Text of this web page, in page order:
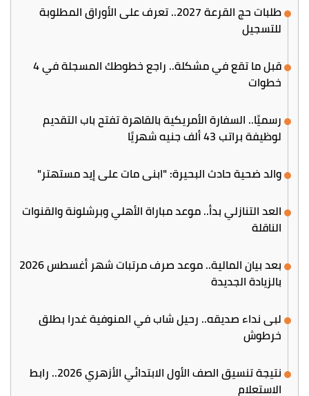
طلبات حج القرعة 2027.. تعرف على الأوراق المطلوبة
للتسجيل
قبل ما تقع في مشكلة.. راجع خطوطك المسجلة في 4
خطوات
رسميًا.. السفارة الأمريكية بالقاهرة تفتح باب التقديم
لوظيفة براتب 43 ألف جنيه شهريًا
والد ضحية حادث البحيرة: "ابني مات على إيد مستهتر"
العد التنازلي بدأ.. موعد مباراة الأهلي وبرشلونة والقنوات
الناقلة
بعد بيان المالية.. موعد صرف مرتبات شهر أغسطس 2026
بالزيادة الجديدة
لبى نداء صديقه.. رحيل شاب في المنوفية غدرا بطلق
خرطوش
نتيجة تنسيق الصف الأول الابتدائي الأزهري 2026.. رابط
الاستعلام